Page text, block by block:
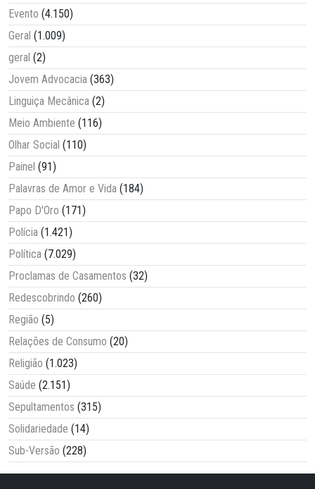
Evento (4.150)
Geral (1.009)
geral (2)
Jovem Advocacia (363)
Linguiça Mecânica (2)
Meio Ambiente (116)
Olhar Social (110)
Painel (91)
Palavras de Amor e Vida (184)
Papo D'Oro (171)
Polícia (1.421)
Política (7.029)
Proclamas de Casamentos (32)
Redescobrindo (260)
Região (5)
Relações de Consumo (20)
Religião (1.023)
Saúde (2.151)
Sepultamentos (315)
Solidariedade (14)
Sub-Versão (228)